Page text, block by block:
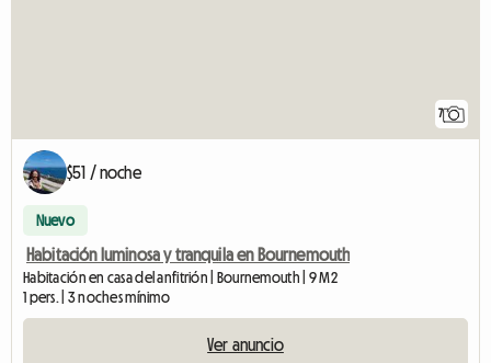
7
$51 / noche
Nuevo
Habitación luminosa y tranquila en Bournemouth
Habitación en casa del anfitrión | Bournemouth | 9 M2
1 pers. | 3 noches mínimo
Ver anuncio